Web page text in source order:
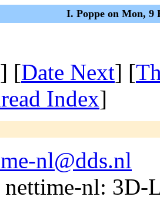
I. Poppe on Mon, 9
] [Date Next] [
Index]
nl@dds.nl
nettime-nl: 3D-